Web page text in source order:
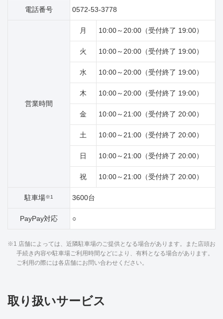
電話番号 0572-53-3778
営業時間
月 10:00～20:00（受付終了 19:00）
火 10:00～20:00（受付終了 19:00）
水 10:00～20:00（受付終了 19:00）
木 10:00～20:00（受付終了 19:00）
金 10:00～21:00（受付終了 20:00）
土 10:00～21:00（受付終了 20:00）
日 10:00～21:00（受付終了 20:00）
祝 10:00～21:00（受付終了 20:00）
駐車場※1 3600台
PayPay対応 ○
※1 店舗によっては、近隣駐車場のご提供となる場合があります。また店頭お
手続き内容や駐車場ご利用時間などにより、有料となる場合があります。
ご利用の際には各店舗にお問い合わせください。
取り扱いサービス